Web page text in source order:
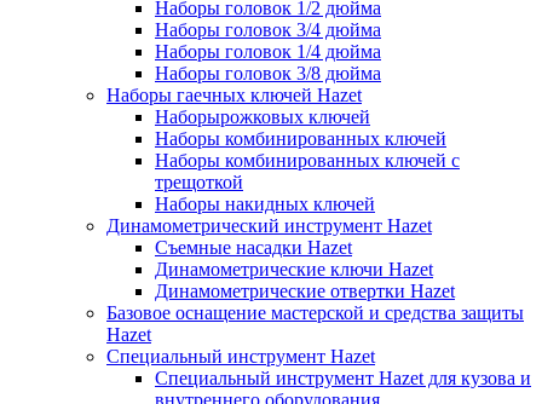
Наборы головок 1/2 дюйма
Наборы головок 3/4 дюйма
Наборы головок 1/4 дюйма
Наборы головок 3/8 дюйма
Наборы гаечных ключей Hazet
Наборырожковых ключей
Наборы комбинированных ключей
Наборы комбинированных ключей с
трещоткой
Наборы накидных ключей
Динамометрический инструмент Hazet
Съемные насадки Hazet
Динамометрические ключи Hazet
Динамометрические отвертки Hazet
Базовое оснащение мастерской и средства защиты
Hazet
Специальный инструмент Hazet
Специальный инструмент Hazet для кузова и
внутреннего оборудования